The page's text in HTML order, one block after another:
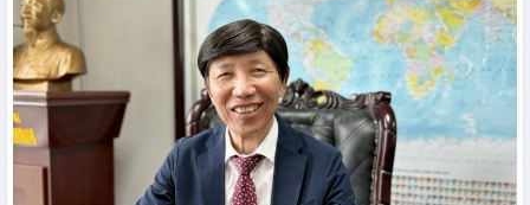
trước lo ngại nguồn cung
Tin hàng hoá thế giới - Thứ hai, 10-8-2026
Thị trường nông sản thế
giới ngày 10/8: Lúa mì
tăng do rủi ro Biển Đen;
ngô, đậu tương tăng
nhẹ; đường tăng mạnh